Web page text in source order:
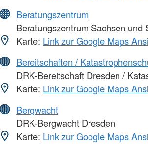
Beratungszentrum
Beratungszentrum Sachsen und
Karte: Link zur Google Maps
Bereitschaften /
DRK-Bereitschaft Dresden /
Karte: Link zur Google Maps
Bergwacht
DRK-Bergwacht Dresden
Karte: Link zur Google Maps